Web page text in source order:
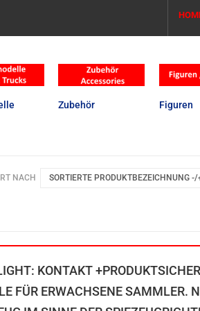
Zubehör Figuren
NACH SORTIERTE PRODUKTBEZEICHNUNG -/
KONTAKT
FÜR ERWACHSENE SAMMLER.